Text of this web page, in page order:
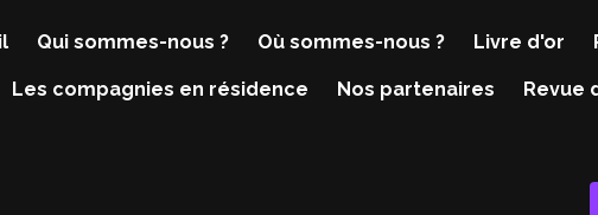
Qui sommes-nous ? Où sommes-nous ? Livre d'or
Les compagnies en résidence Nos partenaires Revue